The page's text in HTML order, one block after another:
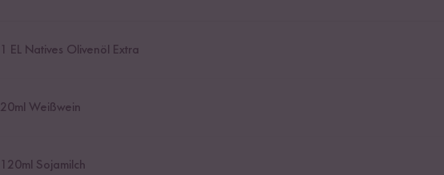
1 EL Natives Olivenöl Extra
20ml Weißwein
120ml Sojamilch